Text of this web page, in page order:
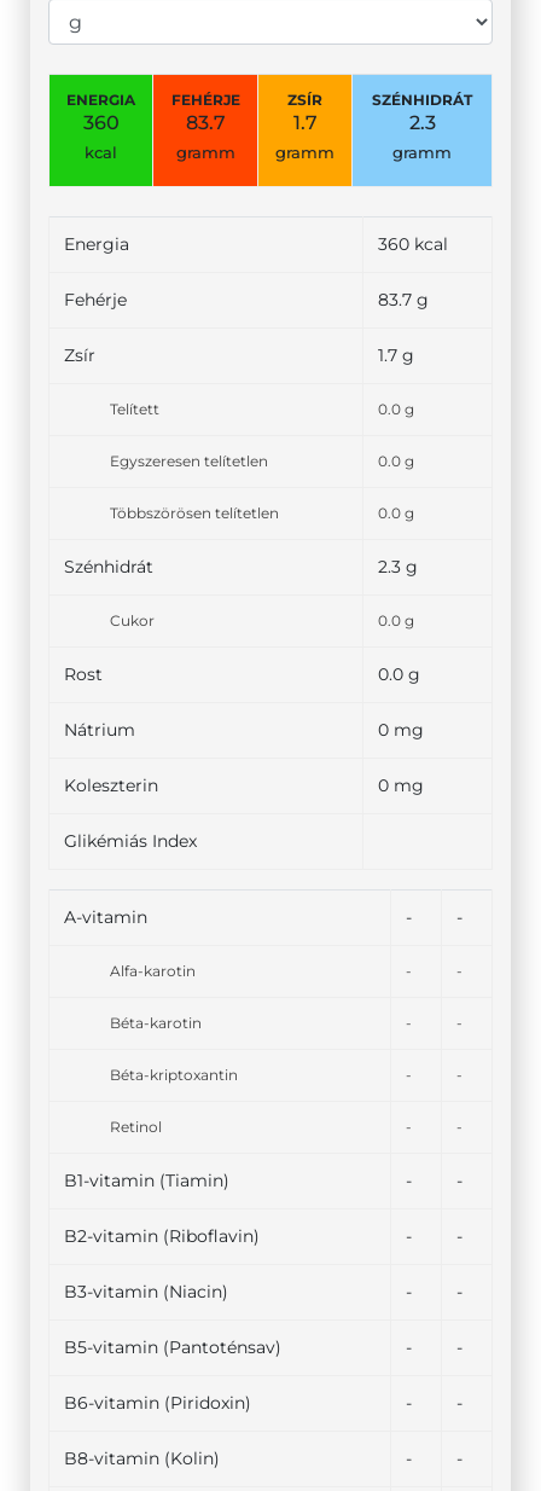
ENERGIA
360
kcal
FEHÉRJE
83.7
gramm
ZSÍR
1.7
gramm
SZÉNHIDRÁT
2.3
gramm
Energia 360 kcal
Fehérje 83.7 g
Zsír 1.7 g
Telített 0.0 g
Egyszeresen telítetlen 0.0 g
Többszörösen telítetlen 0.0 g
Szénhidrát 2.3 g
Cukor 0.0 g
Rost 0.0 g
Nátrium 0 mg
Koleszterin 0 mg
Glikémiás Index
A-vitamin - -
Alfa-karotin - -
Béta-karotin - -
Béta-kriptoxantin - -
Retinol - -
B1-vitamin (Tiamin) - -
B2-vitamin (Riboflavin) - -
B3-vitamin (Niacin) - -
B5-vitamin (Pantoténsav) - -
B6-vitamin (Piridoxin) - -
B8-vitamin (Kolin) - -